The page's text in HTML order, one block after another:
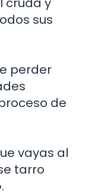
sus
perder
de
vayas al
tarro